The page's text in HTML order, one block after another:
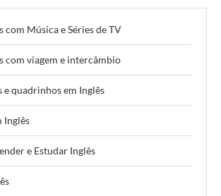
com Música e Séries de TV
com viagem e intercâmbio
e quadrinhos em Inglês
Inglês
e Estudar Inglês